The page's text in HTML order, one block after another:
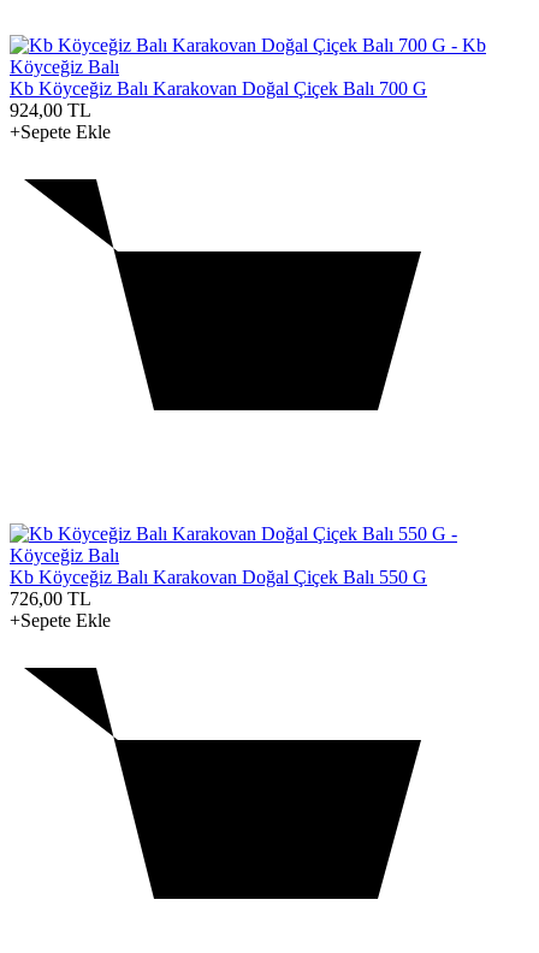
Kb Köyceğiz Balı Karakovan Doğal Çiçek Balı 700 G
924,00 TL
+Sepete Ekle
Kb Köyceğiz Balı Karakovan Doğal Çiçek Balı 550 G
726,00 TL
+Sepete Ekle